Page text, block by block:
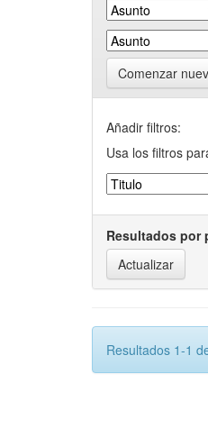
Comenzar
Añadir filtros:
Usa los filtros
Resultados por
Resultados 1-1